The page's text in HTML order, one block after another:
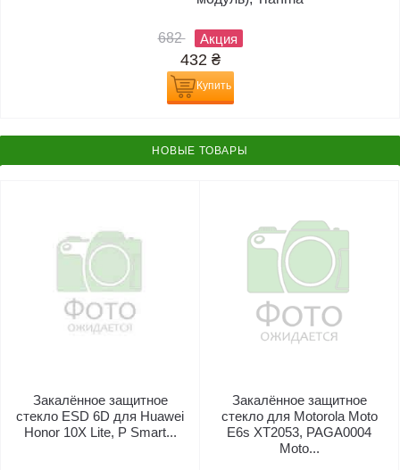
682 Акция
432 ₴
Купить
НОВЫЕ ТОВАРЫ
Закалённое защитное
стекло ESD 6D для Huawei
Honor 10X Lite, P Smart...
Закалённое защитное
стекло для Motorola Moto
E6s XT2053, PAGA0004
Moto...